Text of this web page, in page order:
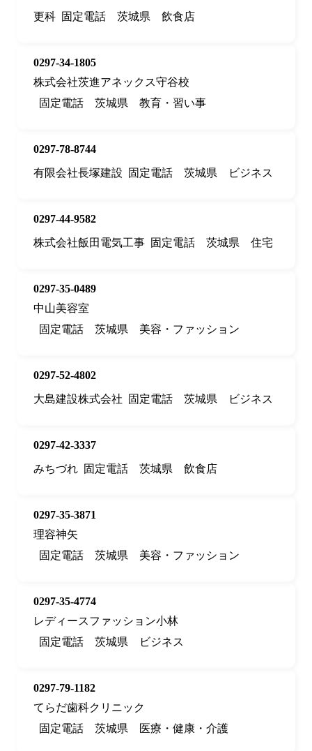
更科 固定電話 茨城県 飲食店
0297-34-1805
株式会社茨進アネックス守谷校
固定電話
茨城県 教育・習い事
0297-78-8744
有限会社長塚建設
固定電話 茨城県 ビジネス
0297-44-9582
株式会社飯田電気工事 固定電話 茨城県 住宅
0297-35-0489
中山美容室
固定電話
茨城県 美容・ファッション
0297-52-4802
大島建設株式会社
固定電話 茨城県 ビジネス
0297-42-3337
みちづれ 固定電話 茨城県 飲食店
0297-35-3871
理容神矢
固定電話
茨城県 美容・ファッション
0297-35-4774
レディースファッション小林
固定電話
茨城県 ビジネス
0297-79-1182
てらだ歯科クリニック
固定電話
茨城県 医療・健康・介護